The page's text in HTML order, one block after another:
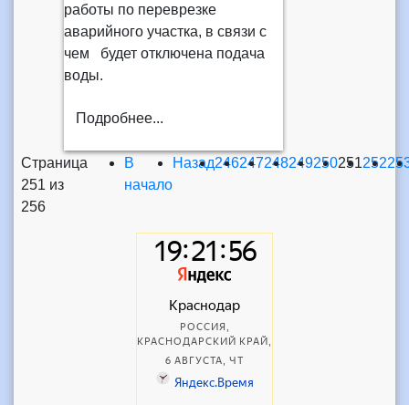
работы по переврезке
аварийного участка, в связи с
чем будет отключена подача
воды.
Подробнее...
Страница
251 из
256
В
начало
Назад246247248249250251252